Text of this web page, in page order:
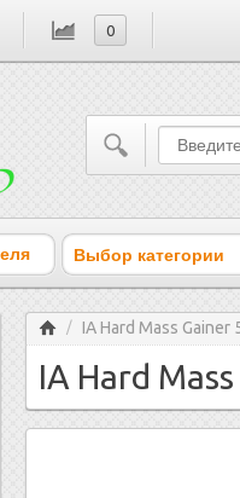
0
Выбор категории
Главная
/ IA Hard Mass Gainer
IA Hard